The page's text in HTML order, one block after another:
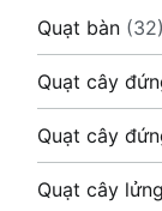
Quạt bàn (32)
Quạt cây
Quạt cây
Quạt cây lửng